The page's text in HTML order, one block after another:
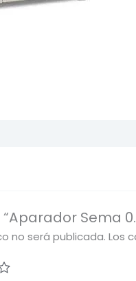
Sema
no será publicada. Los